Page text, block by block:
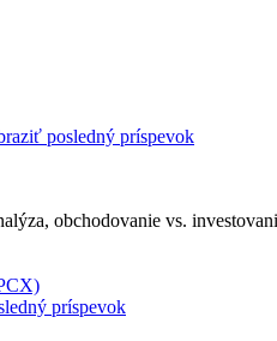
posledný príspevok
obchodovanie vs.
príspevok